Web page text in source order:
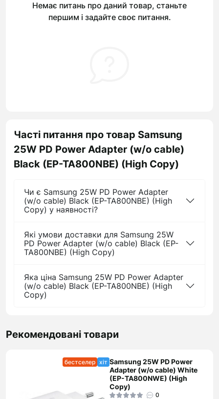
Немає питань про даний товар, станьте
першим і задайте своє питання.
Часті питання про товар Samsung
25W PD Power Adapter (w/o cable)
Black (EP-TA800NBE) (High Copy)
Чи є Samsung 25W PD Power Adapter
(w/o cable) Black (EP-TA800NBE) (High
Copy) у наявності?
Які умови доставки для Samsung 25W
PD Power Adapter (w/o cable) Black (EP-
TA800NBE) (High Copy)
Яка ціна Samsung 25W PD Power Adapter
(w/o cable) Black (EP-TA800NBE) (High
Copy)
Рекомендовані товари
бестселер хіт Samsung 25W PD Power
Adapter (w/o cable) White
(EP-TA800NWE) (High
Copy)
0